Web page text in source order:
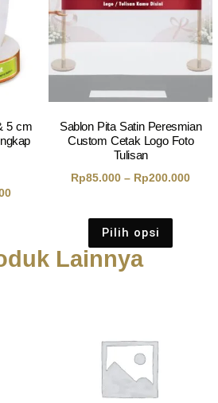
5 cm
Sablon Pita Satin Peresmian
Custom Cetak Logo Foto
Tulisan
Rp85.000 – Rp200.000
Pilih opsi
Lainnya